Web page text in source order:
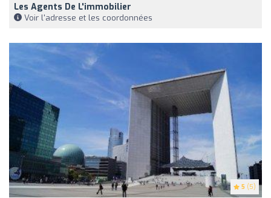
Les Agents De L'immobilier
Voir l'adresse et les coordonnées
5 (5)